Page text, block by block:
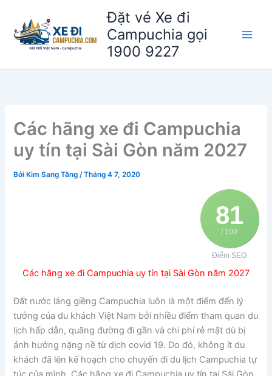
Đặt vé Xe đi
Campuchia gọi
1900 9227
Các hãng xe đi Campuchia
uy tín tại Sài Gòn năm 2027
Bởi Kim Sang Tăng/Tháng 4 7, 2020
81
/ 100
Điểm SEO
Các hãng xe đi Campuchia uy tín tại Sài Gòn năm 2027
Đất nước láng giềng Campuchia luôn là một điểm đến lý
tưởng của du khách Việt Nam bởi nhiều điểm tham quan du
lịch hấp dẫn, quãng đường đi gần và chi phí rẻ mặt dù bị
ảnh hưởng nặng nề từ dịch covid 19. Do đó, không ít du
khách đã lên kế hoạch cho chuyến đi du lịch Campuchia tự